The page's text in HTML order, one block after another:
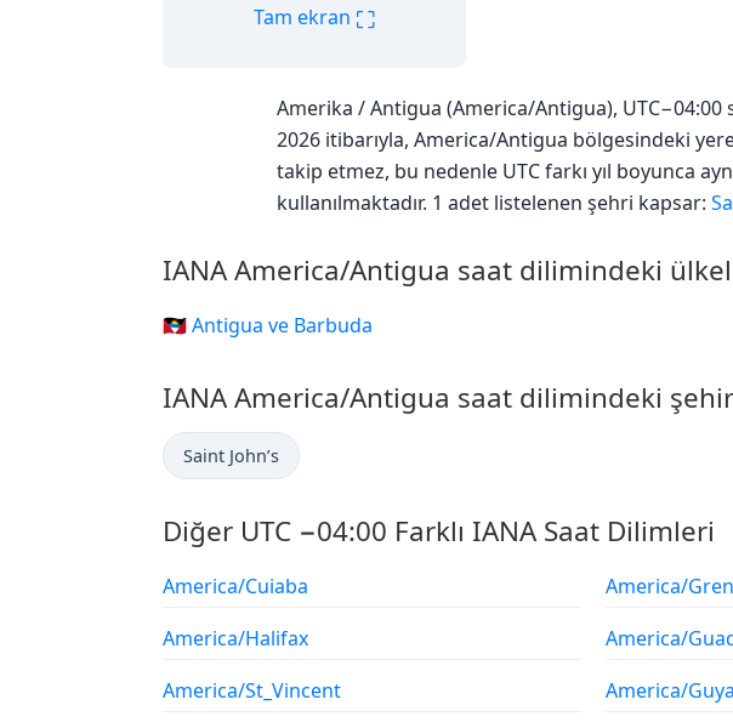
Tam ekran ⛶
Amerika / Antigua (America/Antigua),
2026 itibarıyla, America/Antigua bölgesindeki
takip etmez, bu nedenle UTC farkı yıl boyunca
kullanılmaktadır. 1 adet listelenen şehri kapsar:
IANA America/Antigua saat dilimindeki
🇦🇬 Antigua ve Barbuda
IANA America/Antigua saat dilimindeki
Saint John’s
Diğer UTC −04:00 Farklı IANA Saat Dilimleri
America/Cuiaba
America/Halifax
America/St_Vincent
America/
America/
America/